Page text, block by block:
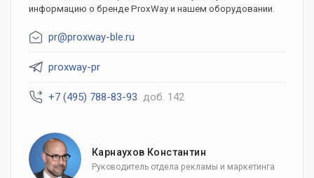
информацию о бренде ProxWay и нашем оборудовании.
pr@proxway-ble.ru
proxway-pr
+7 (495) 788-83-93 доб. 142
Карнаухов Константин
Руководитель отдела рекламы и маркетинга